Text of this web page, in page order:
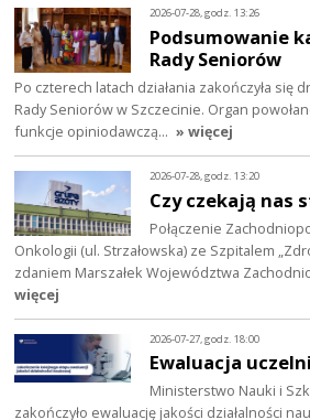
2026-07-28, godz. 13:26
Podsumowanie
Rady Seniorów
Po czterech latach działania zakończyła się
Rady Seniorów w Szczecinie. Organ
funkcje opiniodawczą… » więcej
2026-07-28, godz. 13:20
Czy czekają nas
Połączenie
Onkologii (ul. Strzałowska) ze Szpitalem
zdaniem Marszałek Województwa
więcej
2026-07-27, godz. 18:00
Ewaluacja uczelni
Ministerstwo Nauki i
zakończyło ewaluację jakości działalności